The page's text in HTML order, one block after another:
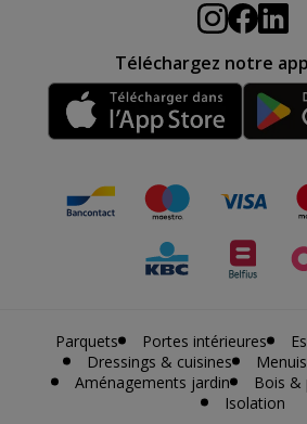
Téléchargez notre
Parquets Portes intérieures
Dressings & cuisines
Aménagements jardin
Bois &
Isolation